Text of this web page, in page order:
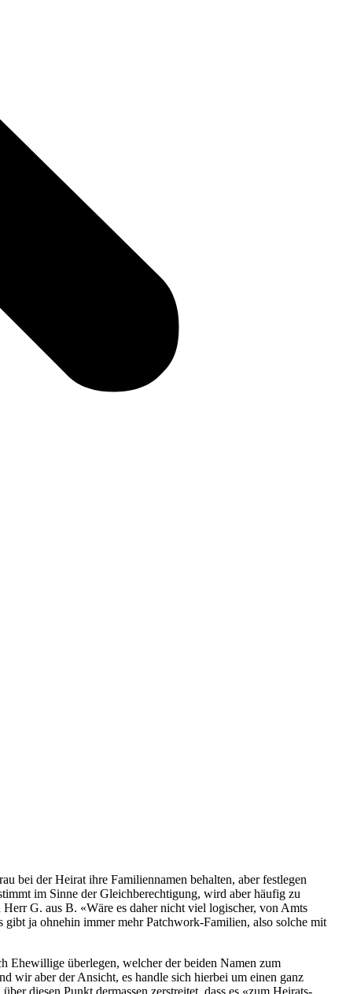
bei der Heirat ihre Familiennamen behalten, aber festlegen
im Sinne der Gleichberechtigung, wird aber häufig zu
G. aus B. «Wäre es daher nicht viel logischer, von Amts
ja ohnehin immer mehr Patchwork-Familien, also solche mit
Ehewillige überlegen, welcher der beiden Namen zum
wir aber der Ansicht, es handle sich hierbei um einen ganz
diesen Punkt dermassen zerstreitet, dass es «zum Heirats­